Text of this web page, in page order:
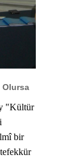
Olursa
"Kültür
bir